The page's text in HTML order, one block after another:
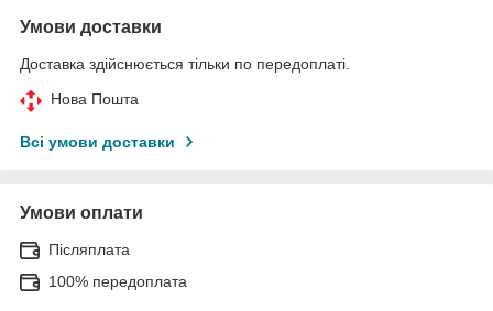
Умови доставки
Доставка здійснюється тільки по передоплаті.
Нова Пошта
Всі умови доставки
Умови оплати
Післяплата
100% передоплата